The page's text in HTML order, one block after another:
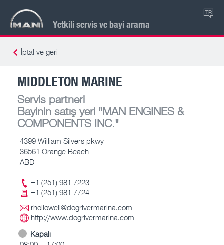
Yetkili servis ve bayi arama
TR
İptal ve geri
MIDDLETON MARINE
Servis partneri
Bayinin satış yeri "MAN ENGINES &
COMPONENTS INC."
4399 William Silvers pkwy
36561 Orange Beach
ABD
+1 (251) 981 7223
+1 (251) 981 7724
rhollowell@dogrivermarina.com
http://www.dogrivermarina.com
Kapalı